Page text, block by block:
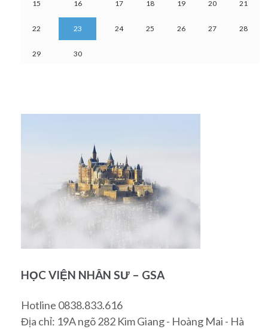
15 16 17 18 19 20 21
22 23 24 25 26 27 28
29 30
HỌC VIỆN NHÂN SƯ – GSA
Hotline 0838.833.616
Địa chỉ: 19A ngõ 282 Kim Giang - Hoàng Mai - Hà